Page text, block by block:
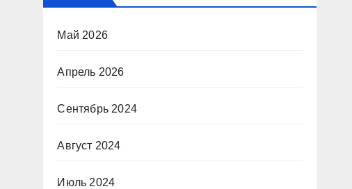
Май 2026
Апрель 2026
Сентябрь 2024
Август 2024
Июль 2024